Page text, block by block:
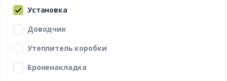
Установка
Доводчик
Утеплитель коробки
Броненакладка